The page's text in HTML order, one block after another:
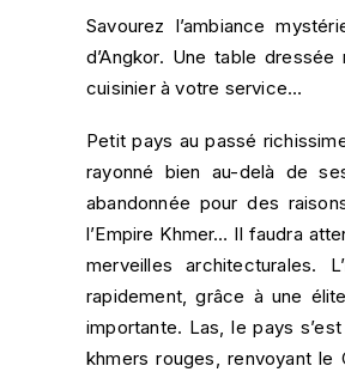
Savourez l’ambiance
d’Angkor. Une table
cuisinier à votre service…
Petit pays au passé
rayonné bien au-delà de
abandonnée pour des
l’Empire Khmer… Il faudra
merveilles architecturales.
rapidement, grâce à une
importante. Las, le pays
khmers rouges, renvoyant le